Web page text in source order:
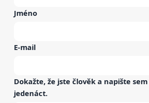
Jméno
E-mail
Dokažte, že jste člověk a napište sem
jedenáct.